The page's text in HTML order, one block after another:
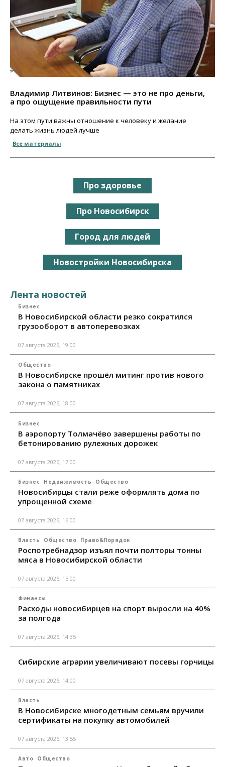
Владимир Литвинов: Бизнес — это не про деньги,
а про ощущение правильности пути
На этом пути важны отношение к человеку и желание
делать жизнь людей лучше
Все материалы
Про здоровье
Про Новосибирск
Город для людей
Новостройки Новосибирска
Лента новостей
Бизнес
В Новосибирской области резко сократился
грузооборот в автоперевозках
07 августа 2026, 19:00
Общество
В Новосибирске прошёл митинг против нового
закона о памятниках
07 августа 2026, 18:00
Бизнес
В аэропорту Толмачёво завершены работы по
бетонированию рулежных дорожек
07 августа 2026, 17:00
Бизнес Недвижимость Общество
Новосибирцы стали реже оформлять дома по
упрощенной схеме
07 августа 2026, 16:00
Власть Общество Право&Порядок
Роспотребнадзор изъял почти полторы тонны
мяса в Новосибирской области
07 августа 2026, 15:00
Финансы
Расходы новосибирцев на спорт выросли на 40%
за полгода
07 августа 2026, 14:35
Сибирские аграрии увеличивают посевы горчицы
07 августа 2026, 14:00
Власть
В Новосибирске многодетным семьям вручили
сертификаты на покупку автомобилей
07 августа 2026, 13:55
Авто Общество